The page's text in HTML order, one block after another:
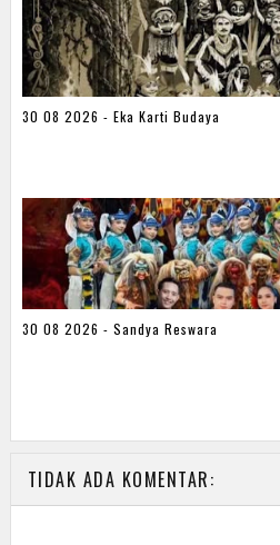
30 08 2026 - Eka Karti Budaya
30 08 2026 - Sandya Reswara
TIDAK ADA KOMENTAR: